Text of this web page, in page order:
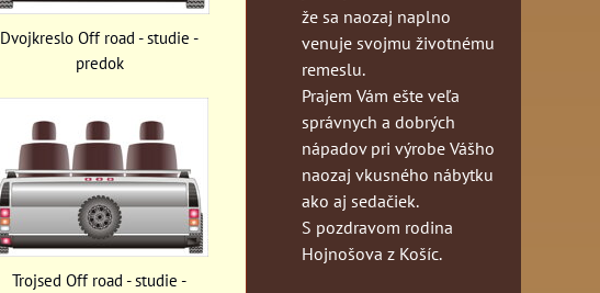
Dvojkreslo Off road - studie -
predok
Trojsed Off road - studie -
že sa naozaj naplno
venuje svojmu životnému
remeslu.
Prajem Vám ešte veľa
správnych a dobrých
nápadov pri výrobe Vášho
naozaj vkusného nábytku
ako aj sedačiek.
S pozdravom rodina
Hojnošova z Košíc.